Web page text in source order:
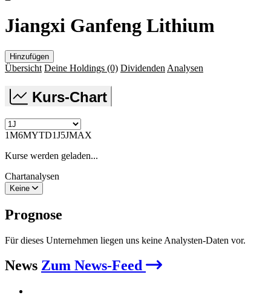
Jiangxi Ganfeng Lithium
Hinzufügen
Übersicht Deine Holdings (0) Dividenden Analysen
Kurs-Chart
1M6MYTD1J5JMAX
Kurse werden geladen...
Chartanalysen
Keine
Prognose
Für dieses Unternehmen liegen uns keine Analysten-Daten vor.
News Zum News-Feed